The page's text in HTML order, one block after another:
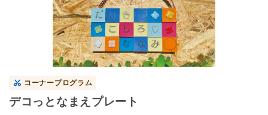
コーナープログラム
デコっとなまえプレート